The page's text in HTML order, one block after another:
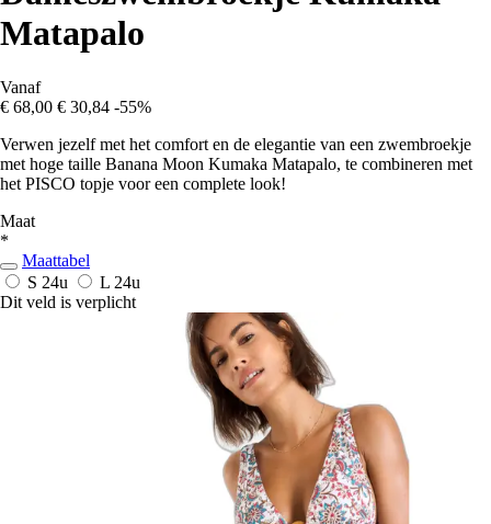
Matapalo
Vanaf
€ 68,00 € 30,84 -55%
Verwen jezelf met het comfort en de elegantie van een zwembroekje
met hoge taille Banana Moon Kumaka Matapalo, te combineren met
het PISCO topje voor een complete look!
Maat
*
Maattabel
S 24u L 24u
Dit veld is verplicht